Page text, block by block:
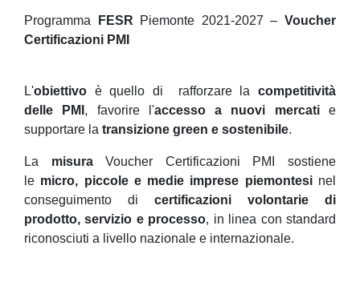
Programma FESR Piemonte 2021-2027 –Voucher
Certificazioni PMI
L'obiettivo è quello di rafforzare la competitività
delle PMI , favorire l'accesso a nuovi mercatie
supportare la transizione green e sostenibile.
La misuraVoucher Certificazioni PMI sostiene
le micro, piccole e medie imprese piemontesi nel
conseguimento di certificazioni volontarie di
prodotto, servizio e processo, in linea con standard
riconosciuti a livello nazionale e internazionale.